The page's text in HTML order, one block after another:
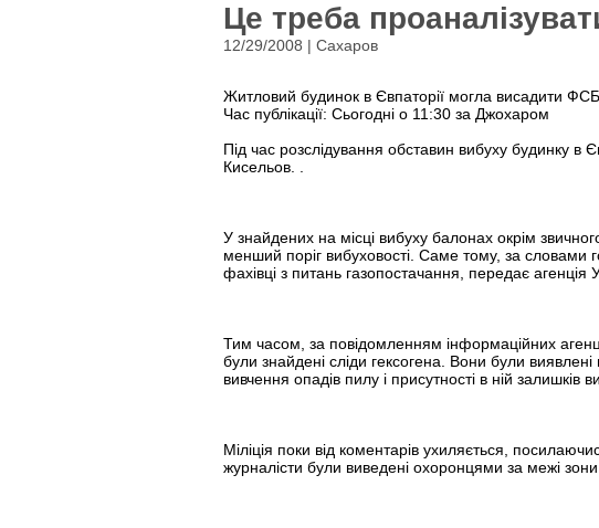
Це треба
12/29/2008 | Сахаров
Житловий будинок в Євпаторії могла висадити ФСБ
Час публікації: Сьогодні о 11:30 за Джохаром
Під час розслідування обставин вибуху будинку в
Кисельов. .
У знайдених на місці вибуху балонах окрім
менший поріг вибуховості. Саме тому, за словами
фахівці з питань газопостачання, передає агенція
Тим часом, за повідомленням інформаційних
були знайдені сліди гексогена. Вони були
вивчення опадів пилу і присутності в ній залишків
Міліція поки від коментарів ухиляється,
журналісти були виведені охоронцями за межі